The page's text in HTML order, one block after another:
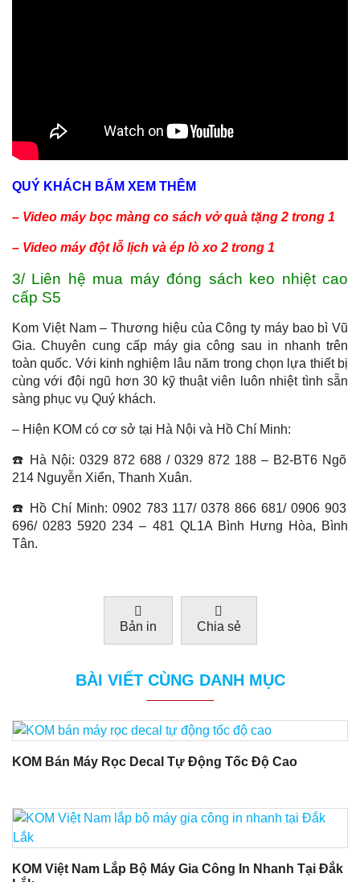
QUÝ KHÁCH BẤM XEM THÊM
– Video máy bọc màng co sách vở quà tặng 2 trong 1
– Video máy đột lỗ lịch và ép lò xo 2 trong 1
3/ Liên hệ mua máy đóng sách keo nhiệt cao
cấp S5
Kom Việt Nam – Thương hiệu của Công ty máy bao bì Vũ
Gia. Chuyên cung cấp máy gia công sau in nhanh trên
toàn quốc. Với kinh nghiệm lâu năm trong chọn lựa thiết bị
cùng với đội ngũ hơn 30 kỹ thuật viên luôn nhiệt tình sẵn
sàng phục vụ Quý khách.
– Hiện KOM có cơ sở tại Hà Nội và Hồ Chí Minh:
☎️ Hà Nội: 0329 872 688 / 0329 872 188 – B2-BT6 Ngõ
214 Nguyễn Xiển, Thanh Xuân.
☎️ Hồ Chí Minh: 0902 783 117/ 0378 866 681/ 0906 903
696/ 0283 5920 234 – 481 QL1A Bình Hưng Hòa, Bình
Tân.
Bản in Chia sẻ
BÀI VIẾT CÙNG DANH MỤC
KOM Bán Máy Rọc Decal Tự Động Tốc Độ Cao
KOM Việt Nam Lắp Bộ Máy Gia Công In Nhanh Tại Đắk